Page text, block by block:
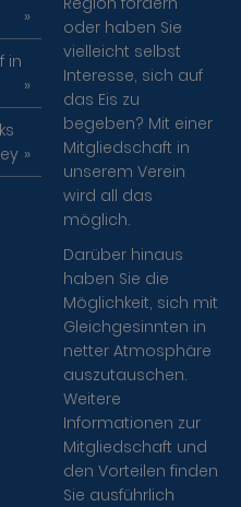
in
oder haben Sie
vielleicht selbst
Interesse, sich auf
das Eis zu
begeben? Mit einer
Mitgliedschaft in
unserem Verein
wird all das
möglich.
Darüber hinaus
haben Sie die
Möglichkeit, sich mit
Gleichgesinnten in
netter Atmosphäre
auszutauschen.
Weitere
Informationen zur
Mitgliedschaft und
den Vorteilen finden
Sie ausführlich